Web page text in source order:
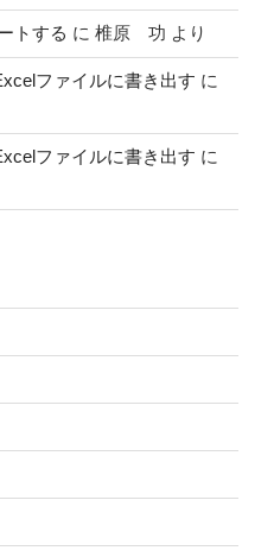
トする に 椎原 功 より
ファイルに書き出す に
ファイルに書き出す に